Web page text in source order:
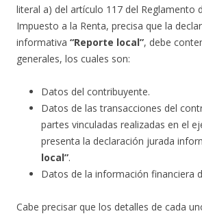
literal a) del artículo 117 del Reglamento
Impuesto a la Renta, precisa que la
informativa “Reporte local”, debe
generales, los cuales son:
Datos del contribuyente.
Datos de las transacciones del
partes vinculadas realizadas en el
presenta la declaración jurada
local”.
Datos de la información financiera
Cabe precisar que los detalles de cada